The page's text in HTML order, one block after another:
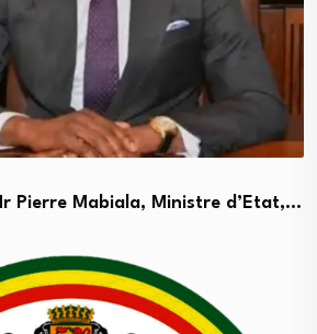
Pierre Mabiala, Ministre d’Etat,…